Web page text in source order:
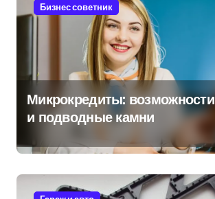
Бизнес советник
Микрокредиты: возможности
и подводные камни